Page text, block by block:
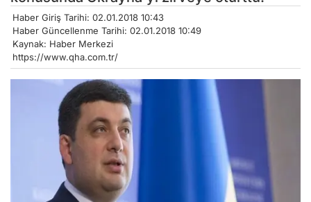
Haber Giriş Tarihi: 02.01.2018 10:43
Haber Güncellenme Tarihi: 02.01.2018 10:49
Kaynak: Haber Merkezi
https://www.qha.com.tr/